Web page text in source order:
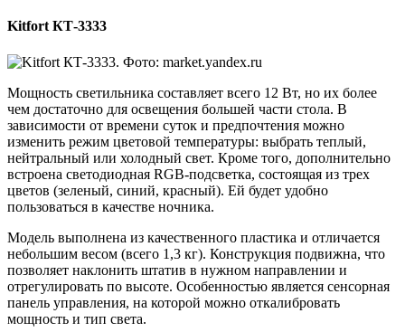
Kitfort КТ-3333
Мощность светильника составляет всего 12 Вт, но их более
чем достаточно для освещения большей части стола. В
зависимости от времени суток и предпочтения можно
изменить режим цветовой температуры: выбрать теплый,
нейтральный или холодный свет. Кроме того, дополнительно
встроена светодиодная RGB-подсветка, состоящая из трех
цветов (зеленый, синий, красный). Ей будет удобно
пользоваться в качестве ночника.
Модель выполнена из качественного пластика и отличается
небольшим весом (всего 1,3 кг). Конструкция подвижна, что
позволяет наклонить штатив в нужном направлении и
отрегулировать по высоте. Особенностью является сенсорная
панель управления, на которой можно откалибровать
мощность и тип света.